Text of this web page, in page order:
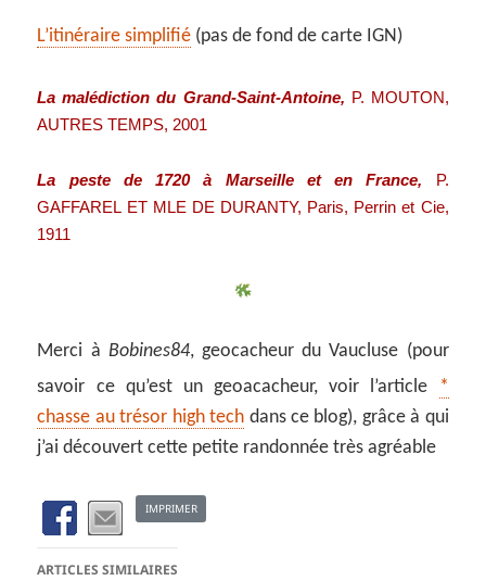
L’itinéraire simplifié (pas de fond de carte IGN)
La malédiction du Grand-Saint-Antoine, P. MOUTON,
AUTRES TEMPS, 2001
La peste de 1720 à Marseille et en France,
P.
GAFFAREL ET MLE DE DURANTY, Paris, Perrin et Cie,
1911
Merci à Bobines84, geocacheur du Vaucluse (pour
savoir ce qu’est un geoacacheur, voir l’article
*
chasse au trésor high tech dans ce blog), grâce à qui
j’ai découvert cette petite randonnée très agréable
IMPRIMER
ARTICLES SIMILAIRES